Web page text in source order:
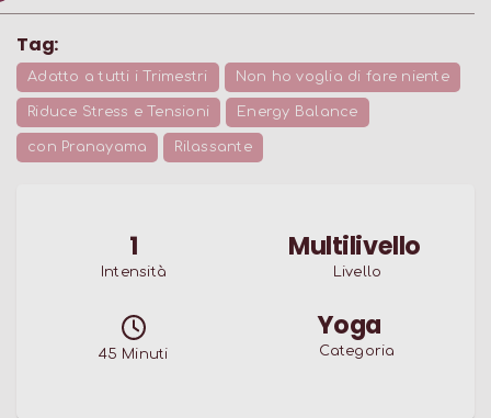
adatta a tutti . Namaste
Tag:
Adatto a tutti i Trimestri Non ho voglia di fare niente
Riduce Stress e Tensioni Energy Balance
con Pranayama Rilassante
1
Intensità
Multilivello
Livello
45 Minuti
Yoga
Categoria